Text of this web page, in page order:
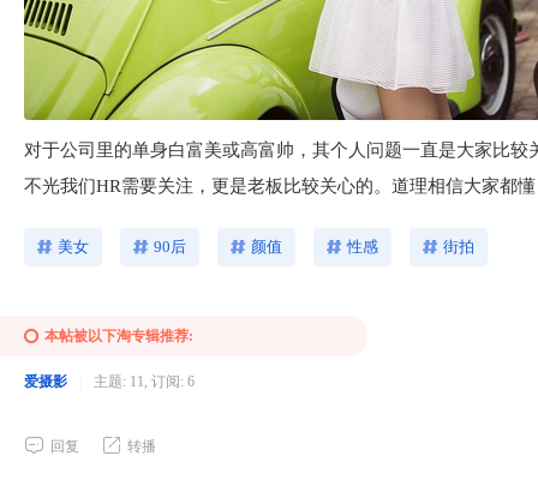
对于公司里的单身白富美或高富帅，其个人问题一直是大家比
不光我们HR需要关注，更是老板比较关心的。道理相信大家都
美女 90后 颜值 性感 街拍
本帖被以下淘专辑推荐:
爱摄影 主题: 11, 订阅: 6
回复 转播